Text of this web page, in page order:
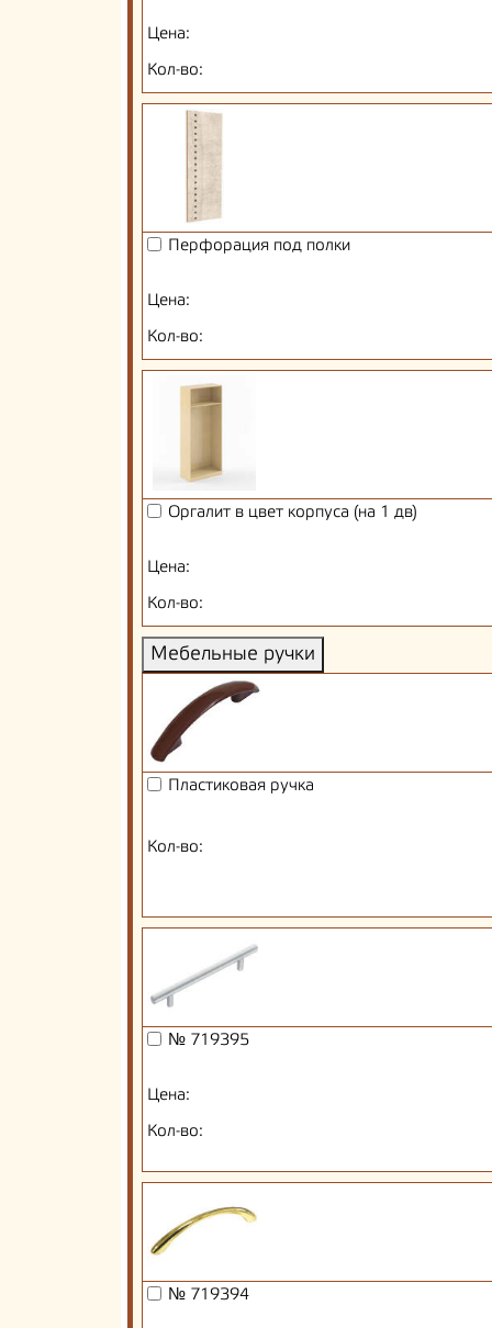
Цена:
Кол-во:
Перфорация под полки
Цена:
Кол-во:
Оргалит в цвет корпуса (на 1 дв)
Цена:
Кол-во:
Мебельные ручки
Пластиковая ручка
Кол-во:
№ 719395
Цена:
Кол-во:
№ 719394